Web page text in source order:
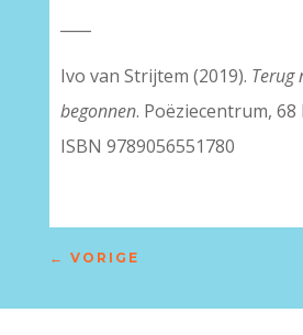
Ivo van Strijtem (2019). Terug
begonnen. Poëziecentrum, 68
ISBN 9789056551780
← VORIGE